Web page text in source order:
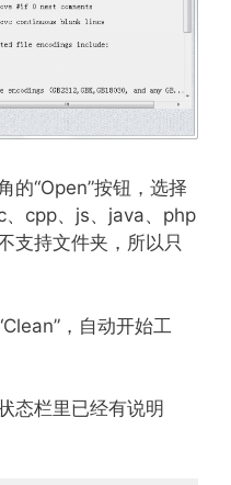
的“Open”按钮，选择
、cpp、js、java、php
支持文件夹，所以只
，自动开始工
态栏里已经有说明